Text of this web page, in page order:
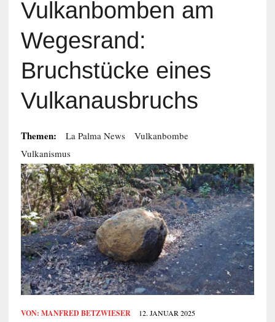
Vulkanbomben am
Wegesrand:
Bruchstücke eines
Vulkanausbruchs
Themen: La Palma News
Vulkanbombe
Vulkanismus
VON: MANFRED BETZWIESER 12. JANUAR 2025